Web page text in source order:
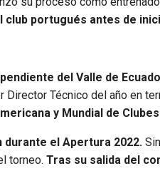
portugués antes de
del Valle de
Técnico del año en
y Mundial de
durante el Apertura 2022.
torneo. Tras su salida del